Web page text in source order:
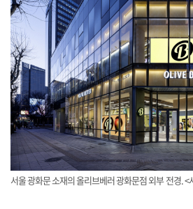
서울 광화문 소재의 올리브베러 광화문점 외부 전경.